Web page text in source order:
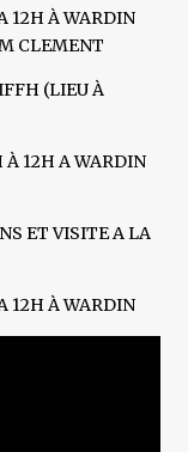
12H À WARDIN
CLEMENT
(LIEU À
À 12H A WARDIN
ET VISITE A LA
12H À WARDIN